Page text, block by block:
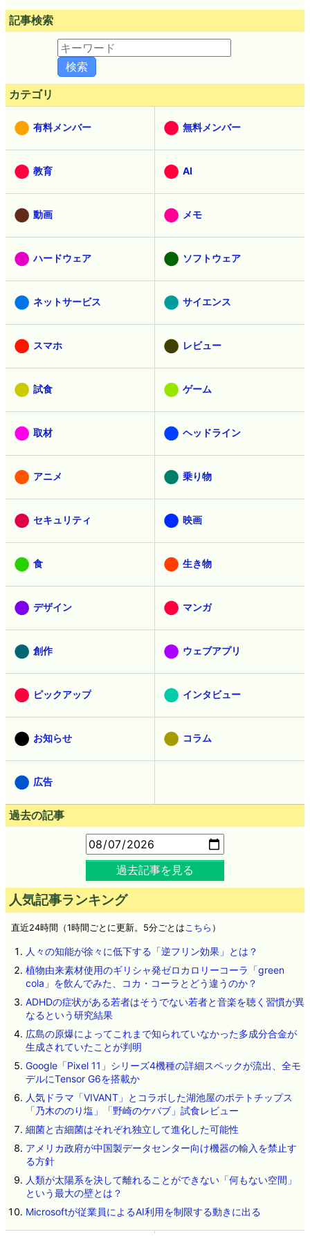
記事検索
カテゴリ
有料メンバー 無料メンバー
教育 AI
動画 メモ
ハードウェア ソフトウェア
ネットサービス サイエンス
スマホ レビュー
試食 ゲーム
取材 ヘッドライン
アニメ 乗り物
セキュリティ 映画
食 生き物
デザイン マンガ
創作 ウェブアプリ
ピックアップ インタビュー
お知らせ コラム
広告
過去の記事
過去記事を見る
人気記事ランキング
直近24時間（1時間ごとに更新。5分ごとはこちら ）
人々の知能が徐々に低下する「逆フリン効果」とは？
植物由来素材使用のギリシャ発ゼロカロリーコーラ「green
cola」を飲んでみた、コカ・コーラとどう違うのか？
ADHDの症状がある若者はそうでない若者と音楽を聴く習慣が異
なるという研究結果
広島の原爆によってこれまで知られていなかった多成分合金が
生成されていたことが判明
Google「Pixel 11」シリーズ4機種の詳細スペックが流出、全モ
デルにTensor G6を搭載か
人気ドラマ「VIVANT」とコラボした湖池屋のポテトチップス
「乃木ののり塩」「野崎のケバブ」試食レビュー
細菌と古細菌はそれぞれ独立して進化した可能性
アメリカ政府が中国製データセンター向け機器の輸入を禁止す
る方針
人類が太陽系を決して離れることができない「何もない空間」
という最大の壁とは？
Microsoftが従業員によるAI利用を制限する動きに出る